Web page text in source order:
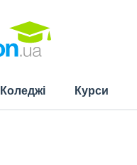
Коледжі Курси